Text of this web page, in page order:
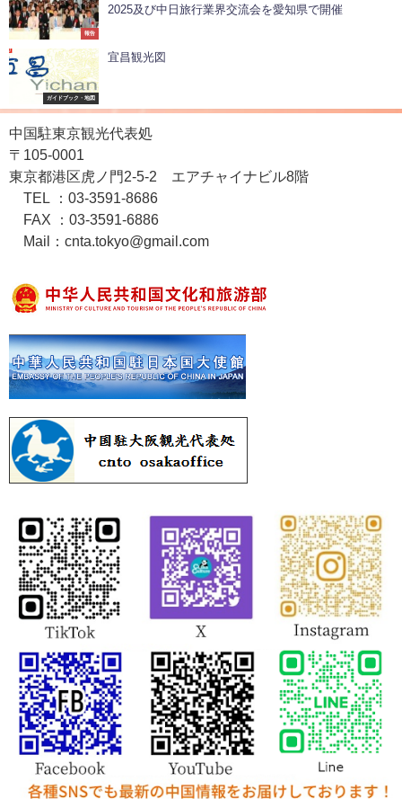
報告
2025及び中日旅行業界交流会を愛知県で開催
ガイドブック・地図
宜昌観光図
中国駐東京観光代表処
〒105-0001
東京都港区虎ノ門2-5-2 エアチャイナビル8階
TEL ：03-3591-8686
FAX ：03-3591-6886
Mail：cnta.tokyo@gmail.com